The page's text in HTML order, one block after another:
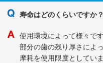
寿命はどのくらいですか？
使用環境によって様々で
部分の歯の残り厚さによ
摩耗を使用限度としてい